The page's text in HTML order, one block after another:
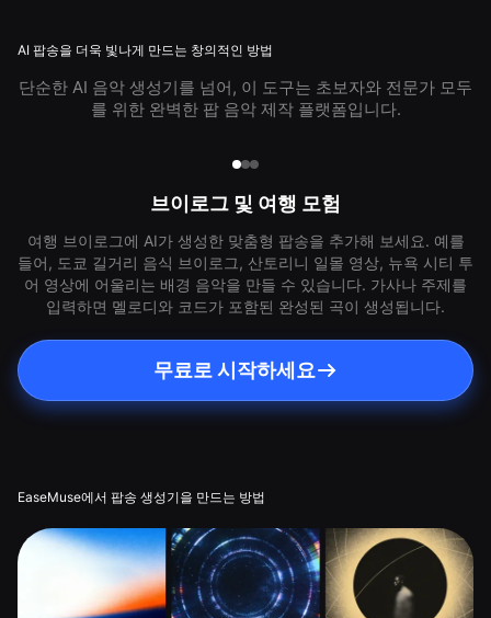
AI 팝송을 더욱 빛나게 만드는 창의적인 방법
단순한 AI 음악 생성기를 넘어, 이 도구는 초보자와 전문가 모두
를 위한 완벽한 팝 음악 제작 플랫폼입니다.
브이로그 및 여행 모험
여행 브이로그에 AI가 생성한 맞춤형 팝송을 추가해 보세요. 예를
들어, 도쿄 길거리 음식 브이로그, 산토리니 일몰 영상, 뉴욕 시티 투
어 영상에 어울리는 배경 음악을 만들 수 있습니다. 가사나 주제를
입력하면 멜로디와 코드가 포함된 완성된 곡이 생성됩니다.
무료로 시작하세요
EaseMuse에서 팝송 생성기을 만드는 방법